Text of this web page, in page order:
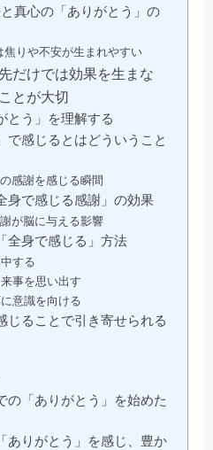
真心の「ありがとう」の
焦りや不安が生まれやすい
だけでは効果を生まな
とが大切
とう」を理解する
で感じるとはどういうこと
感謝を感じる瞬間
身で感じる感謝」の効果
が脳に与える影響
全身で感じる」方法
する
事を思い出す
意識を向ける
じることで引き寄せられる
の「ありがとう」を始めた
ありがとう」を感じ、豊か